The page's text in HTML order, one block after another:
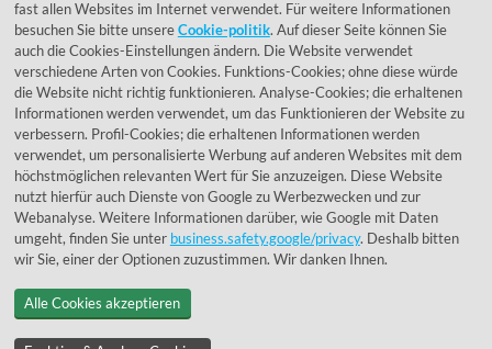
039292 - 678215
de@lumidora.com
FacebookInstagram
Kundenmeinungen
Exzellent - eKomi.de
fast allen Websites im Internet verwendet. Für weitere Informationen
besuchen Sie bitte unsereCookie-politik. Auf dieser Seite können Sie
auch die Cookies-Einstellungen ändern. Die Website verwendet
verschiedene Arten von Cookies. Funktions-Cookies; ohne diese würde
die Website nicht richtig funktionieren. Analyse-Cookies; die erhaltenen
Informationen werden verwendet, um das Funktionieren der Website zu
verbessern. Profil-Cookies; die erhaltenen Informationen werden
verwendet, um personalisierte Werbung auf anderen Websites mit dem
höchstmöglichen relevanten Wert für Sie anzuzeigen. Diese Website
nutzt hierfür auch Dienste von Google zu Werbezwecken und zur
Webanalyse. Weitere Informationen darüber, wie Google mit Daten
umgeht, finden Sie unter business.safety.google/privacy. Deshalb bitten
wir Sie, einer der Optionen zuzustimmen. Wir danken Ihnen.
Alle Cookies akzeptieren